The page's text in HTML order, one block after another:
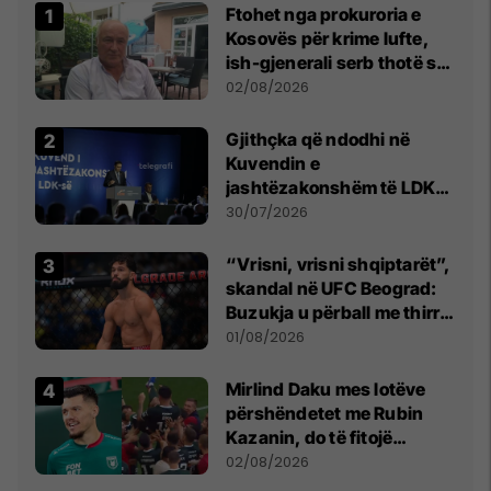
Ftohet nga prokuroria e
Kosovës për krime lufte,
ish-gjenerali serb thotë se
dikush e tradhtoi në
02/08/2026
Gjithçka që ndodhi në
Kuvendin e
jashtëzakonshëm të LDK-
së
30/07/2026
“Vrisni, vrisni shqiptarët”,
skandal në UFC Beograd:
Buzukja u përball me thirrje
anti-shqiptare nga
01/08/2026
Mirlind Daku mes lotëve
përshëndetet me Rubin
Kazanin, do të fitojë
miliona te Spartak Moska
02/08/2026